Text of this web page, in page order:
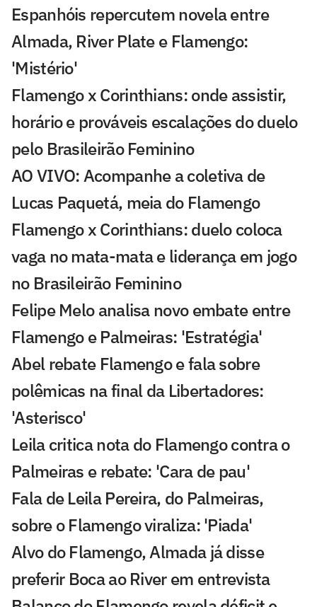
Espanhóis repercutem novela entre
Almada, River Plate e Flamengo:
'Mistério'
Flamengo x Corinthians: onde assistir,
horário e prováveis escalações do duelo
pelo Brasileirão Feminino
AO VIVO: Acompanhe a coletiva de
Lucas Paquetá, meia do Flamengo
Flamengo x Corinthians: duelo coloca
vaga no mata-mata e liderança em jogo
no Brasileirão Feminino
Felipe Melo analisa novo embate entre
Flamengo e Palmeiras: 'Estratégia'
Abel rebate Flamengo e fala sobre
polêmicas na final da Libertadores:
'Asterisco'
Leila critica nota do Flamengo contra o
Palmeiras e rebate: 'Cara de pau'
Fala de Leila Pereira, do Palmeiras,
sobre o Flamengo viraliza: 'Piada'
Alvo do Flamengo, Almada já disse
preferir Boca ao River em entrevista